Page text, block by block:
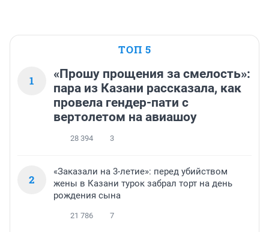
ТОП 5
1
«Прошу прощения за смелость»:
пара из Казани рассказала, как
провела гендер-пати с
вертолетом на авиашоу
28 394 3
2
«Заказали на 3-летие»: перед убийством
жены в Казани турок забрал торт на день
рождения сына
21 786 7